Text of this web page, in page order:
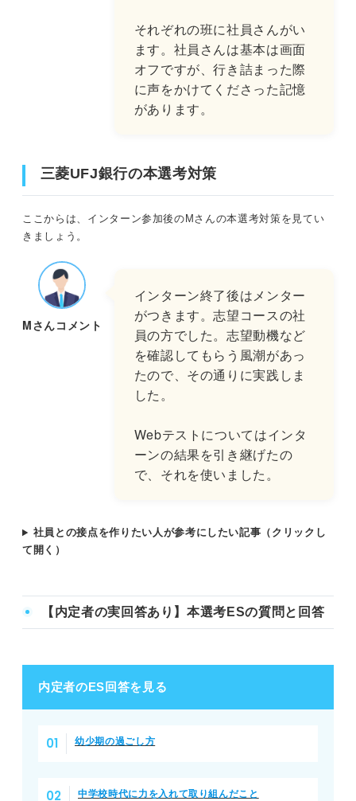
それぞれの班に社員さんがい
ます。社員さんは基本は画面
オフですが、行き詰まった際
に声をかけてくださった記憶
があります。
三菱UFJ銀行の本選考対策
ここからは、インターン参加後のMさんの本選考対策を見てい
きましょう。
Mさんコメント
インターン終了後はメンター
がつきます。志望コースの社
員の方でした。志望動機など
を確認してもらう風潮があっ
たので、その通りに実践しま
した。
Webテストについてはインタ
ーンの結果を引き継げたの
で、それを使いました。
社員との接点を作りたい人が参考にしたい記事（クリックし
て開く）
【内定者の実回答あり】本選考ESの質問と回答
内定者のES回答を見る
幼少期の過ごし方
中学校時代に力を入れて取り組んだこと